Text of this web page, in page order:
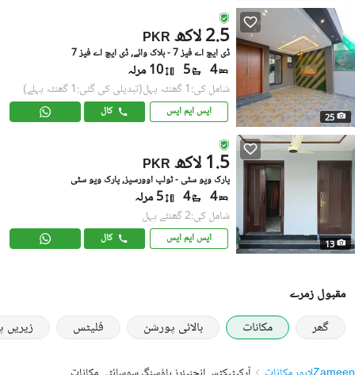
25
PKR 2.5 لاکھ
ڈی ایچ اے فیز 7 - بلاک وائے, ڈی ایچ اے فیز 7
4
5 10 مرلہ
شامل کی:1 گھنٹہ پہل (تبدیلی کی گئی:1 گھنٹہ پہلے)
ایس ایم ایس کال
13
PKR 1.5 لاکھ
پارک ویو سٹی - ٹولپ اوورسیز, پارک ویو سٹی
4
4 5 مرلہ
شامل کی:2 گھنٹے پہل
ایس ایم ایس کال
مقبول زمرے
گھر
مکانات بالائی پورشن فلیٹس